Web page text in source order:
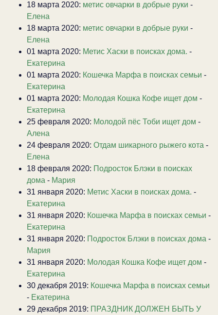
18 марта 2020: метис овчарки в добрые руки -
Елена
18 марта 2020: метис овчарки в добрые руки -
Елена
01 марта 2020: Метис Хаски в поисках дома. -
Екатерина
01 марта 2020: Кошечка Марфа в поисках семьи -
Екатерина
01 марта 2020: Молодая Кошка Кофе ищет дом -
Екатерина
25 февраля 2020: Молодой пёс Тоби ищет дом -
Алена
24 февраля 2020: Отдам шикарного рыжего кота -
Елена
18 февраля 2020: Подросток Блэки в поисках
дома - Мария
31 января 2020: Метис Хаски в поисках дома. -
Екатерина
31 января 2020: Кошечка Марфа в поисках семьи -
Екатерина
31 января 2020: Подросток Блэки в поисках дома -
Мария
31 января 2020: Молодая Кошка Кофе ищет дом -
Екатерина
30 декабря 2019: Кошечка Марфа в поисках семьи
- Екатерина
29 декабря 2019: ПРАЗДНИК ДОЛЖЕН БЫТЬ У